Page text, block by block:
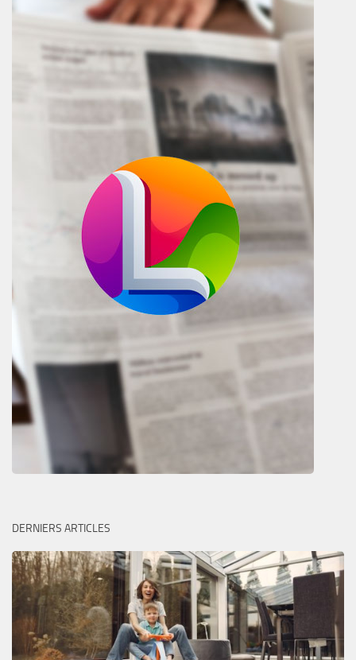
DERNIERS ARTICLES